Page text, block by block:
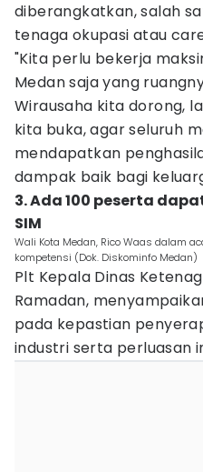
diberangkatkan, salah
tenaga okupasi atau
"Kita perlu bekerja
Medan saja yang
Wirausaha kita dorong,
kita buka, agar seluruh
mendapatkan
dampak baik bagi
3. Ada 100 peserta
SIM
Wali Kota Medan, Rico Waas dalam
kompetensi (Dok. Diskominfo Medan)
Plt Kepala Dinas
Ramadan,
pada kepastian
industri serta perluasan